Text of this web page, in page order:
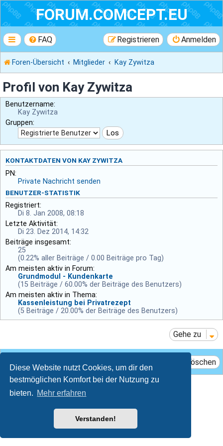
Diese Website nutzt Cookies, um dir den
bestmöglichen Komfort bei der Nutzung zu
bieten. Mehr erfahren
Verstanden!
FORUM.COMCEPT.EU
FAQ Anmelden
Registrieren
Foren-Übersicht Mitglieder Kay Zywitza
Profil von Kay Zywitza
Benutzername:
Kay Zywitza
Gruppen:
KONTAKTDATEN VON KAY ZYWITZA
PN:
Private Nachricht senden
BENUTZER-STATISTIK
Registriert:
Di 8. Jan 2008, 08:18
Letzte Aktivität:
Di 23. Dez 2014, 14:32
Beiträge insgesamt:
25
(0.22% aller Beiträge / 0.00 Beiträge pro Tag)
Am meisten aktiv in Forum:
Grundmodul - Kundenkarte
(15 Beiträge / 60.00% der Beiträge des Benutzers)
Am meisten aktiv in Thema:
Kassenleistung bei Privatrezept
(5 Beiträge / 20.00% der Beiträge des Benutzers)
Gehe zu
Alle Cookies löschen
Mitglieder
Das Team
Powered byphpBB
Nutzungsbedingungen